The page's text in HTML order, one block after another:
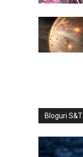
Bloguri S&T